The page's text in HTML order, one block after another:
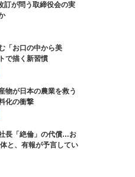
訂が問う取締役会の実
「お口の中から美
で描く新習慣
物が日本の農業を救う
化の衝撃
長「絶倫」の代償…お
と、有報が予言してい